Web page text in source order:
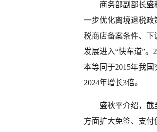
商务部副部长盛
一步优化离境退税政
税商店备案条件、下
发展进入“快车道”
本等同于2015年我
2024年增长3倍。
盛秋平介绍，截
方面扩大免签、支付